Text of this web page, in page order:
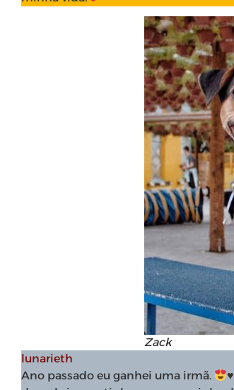
Zack
lunarieth
Ano passado eu ganhei uma irmã.
♥️